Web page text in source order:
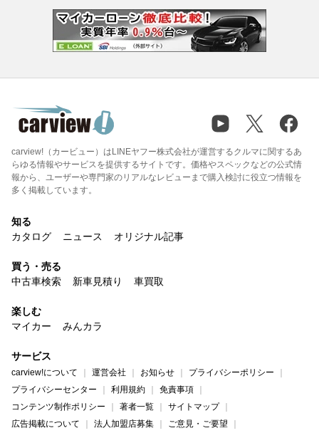
carview!（カービュー）はLINEヤフー株式会社が運営するクルマに関するあ
らゆる情報やサービスを提供するサイトです。価格やスペックなどの公式情
報から、ユーザーや専門家のリアルなレビューまで購入検討に役立つ情報を
多く掲載しています。
知る
カタログ
ニュース オリジナル記事
買う・売る
中古車検索
新車見積り 車買取
楽しむ
マイカー
みんカラ
サービス
carview!について 運営会社 お知らせ
プライバシーポリシー
プライバシーセンター
利用規約
免責事項
コンテンツ制作ポリシー
著者一覧
サイトマップ
広告掲載について
法人加盟店募集 ご意見・ご要望